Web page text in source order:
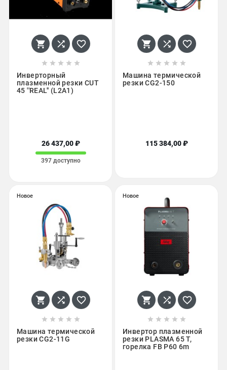
  
    
Инверторный
плазменной резки CUT
45 ''REAL'' (L2А1)
26 437,00 ₽
397 доступно
  
    
Машина термической
резки CG2-150
115 384,00 ₽
Новое
  
    
Машина термической
резки CG2-11G
Новое
  
    
Инвертор плазменной
резки PLASMA 65 T,
горелка FB P60 6m